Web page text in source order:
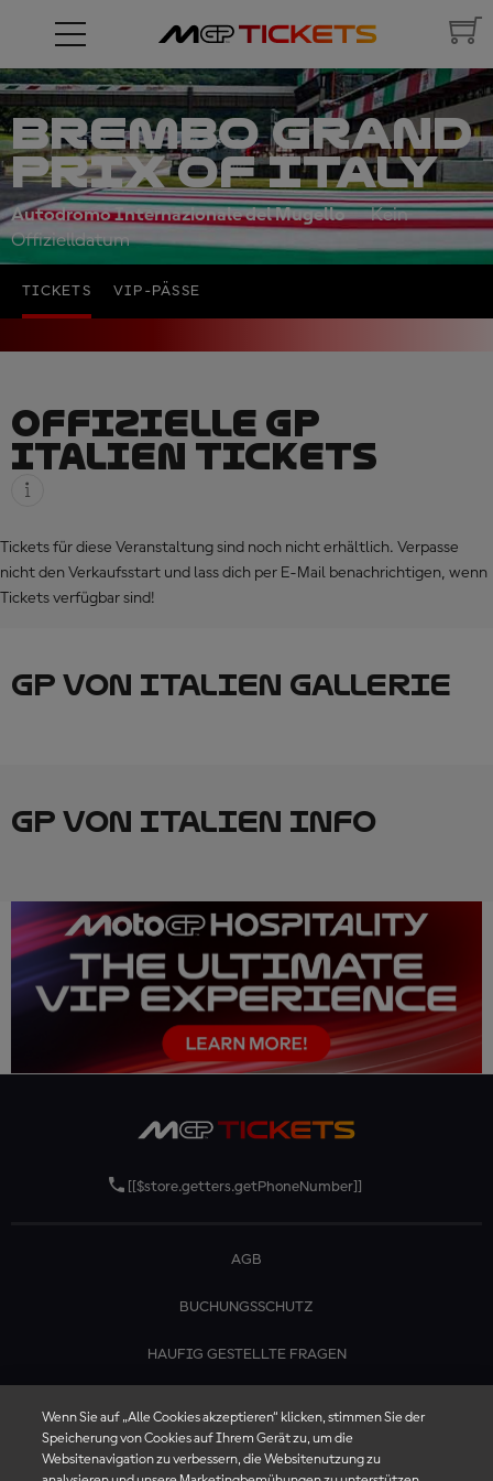
BREMBO GRAND
PRIX OF ITALY
Autodromo Internazionale del Mugello
Kein
Offizielldatum
TICKETS VIP-PÄSSE
OFFIZIELLE GP
ITALIEN TICKETS
Tickets für diese Veranstaltung sind noch nicht erhältlich. Verpasse
nicht den Verkaufsstart und lass dich per E-Mail benachrichtigen, wenn
Tickets verfügbar sind!
GP VON ITALIEN GALLERIE
GP VON ITALIEN INFO
[[$store.getters.getPhoneNumber]]
AGB
BUCHUNGSSCHUTZ
HAUFIG GESTELLTE FRAGEN
Wenn Sie auf „Alle Cookies akzeptieren“ klicken, stimmen Sie der
Speicherung von Cookies auf Ihrem Gerät zu, um die
Websitenavigation zu verbessern, die Websitenutzung zu